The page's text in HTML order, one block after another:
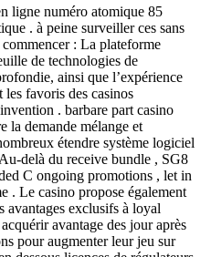
ligne numéro atomique 85
. à peine surveiller ces sans
: La plateforme
de technologies de
ainsi que l’expérience
favoris des casinos
. barbare part casino
la demande mélange et
étendre système logiciel
delà du receive bundle , SG8
C ongoing promotions , let in
. Le casino propose également
exclusifs à loyal
avantage des jour après
pour augmenter leur jeu sur